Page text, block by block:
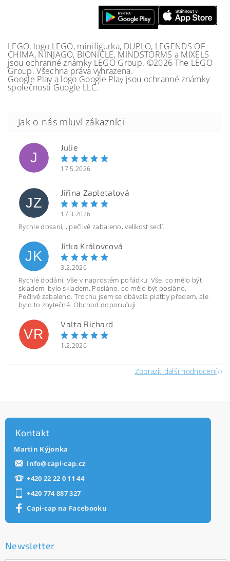
LEGO, logo LEGO, minifigurka, DUPLO, LEGENDS OF
CHIMA, NINJAGO, BIONICLE, MINDSTORMS a MIXELS
jsou ochranné známky LEGO Group. ©2026 The LEGO
Group. Všechna práva vyhrazena.
Google Play a logo Google Play jsou ochranné známky
společnosti Google LLC.
J
Julie
17.5.2026
JZ
Jiřina Zapletalová
17.3.2026
Rychle dosani, , pečlivě zabaleno, velikost sedí.
JK
Jitka Královcová
3.2.2026
Rychlé dodání. Vše v naprostém pořádku. Vše, co mělo být
skladem, bylo skladem. Posláno, co mělo být posláno.
Pečlivě zabaleno. Trochu jsem se obávala platby předem, ale
bylo to zbytečné. Obchod doporučuji.
VR
Valta Richard
1.2.2026
Zobrazit další hodnocení
Kontakt
Martin Kýjonka
info@capi-cap.cz
+420 22 22 0 11 44
+420 774 887 327
Capi-cap na Facebooku
Newsletter